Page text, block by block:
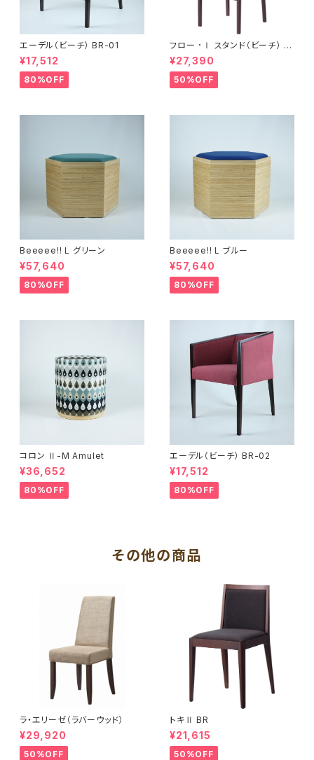
エーデル（ビーチ） BR-01
¥17,512
80%OFF
フロー ･Ⅰ スタンド（ビーチ） B
R
¥27,390
50%OFF
Beeeee!! L グリーン
¥57,640
80%OFF
Beeeee!! L ブルー
¥57,640
80%OFF
コロン Ⅱ-M Amulet
¥36,652
80%OFF
エーデル（ビーチ） BR-02
¥17,512
80%OFF
その他の商品
ラ・エリーゼ（ラバーウッド）
¥29,920
50%OFF
トキⅡ BR
¥21,615
50%OFF